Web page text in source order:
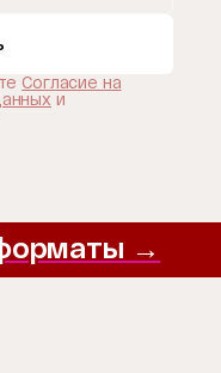
Согласие на
и
→